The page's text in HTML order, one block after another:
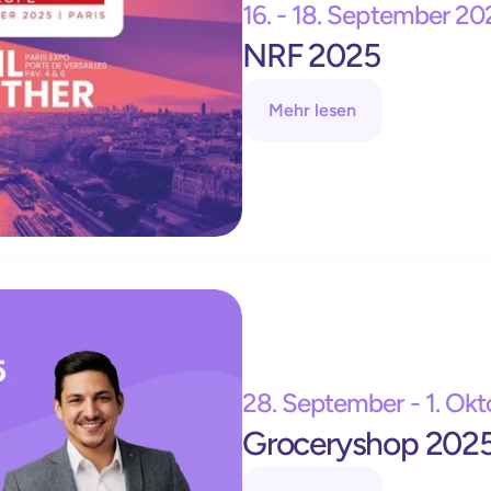
16. - 18. September
NRF 2025
Mehr lesen
28. September - 1.
Groceryshop